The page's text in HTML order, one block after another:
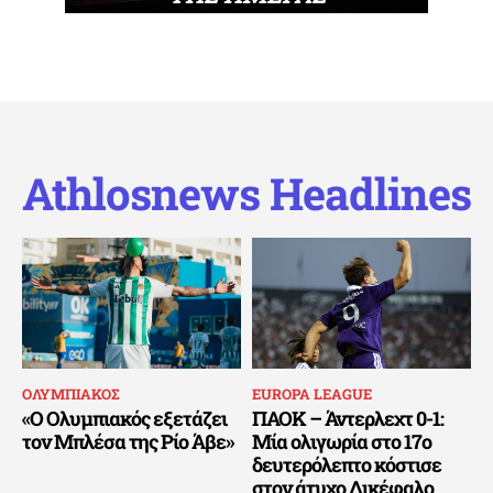
Athlosnews Headlines
ΟΛΥΜΠΙΑΚΟΣ
«Ο Ολυμπιακός εξετάζει
τον Μπλέσα της Ρίο Άβε»
EUROPA LEAGUE
ΠΑΟΚ – Άντερλεχτ 0-1:
Μία ολιγωρία στο 17ο
δευτερόλεπτο κόστισε
στον άτυχο Δικέφαλο